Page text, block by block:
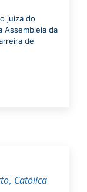
juíza do
Assembleia da
de
Católica